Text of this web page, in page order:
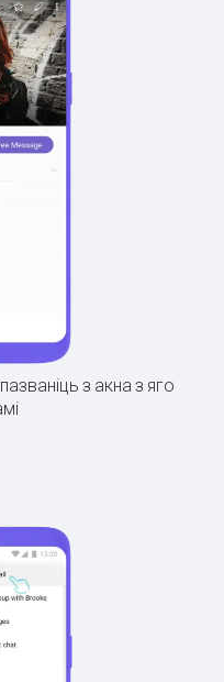
з акна з яго